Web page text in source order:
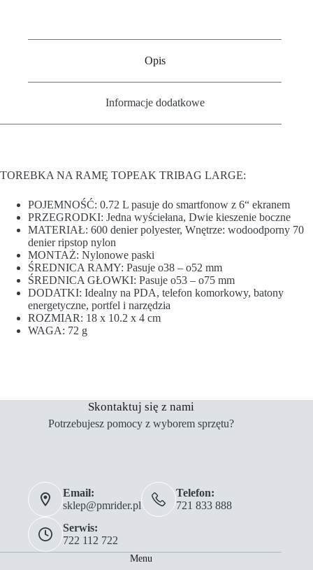
Opis
Informacje dodatkowe
TOREBKA NA RAMĘ TOPEAK TRIBAG LARGE:
POJEMNOŚĆ: 0.72 L pasuje do smartfonow z 6“ ekranem
PRZEGRODKI: Jedna wyściełana, Dwie kieszenie boczne
MATERIAŁ: 600 denier polyester, Wnętrze: wodoodporny 70
denier ripstop nylon
MONTAŻ: Nylonowe paski
ŚREDNICA RAMY: Pasuje o38 – o52 mm
ŚREDNICA GŁOWKI: Pasuje o53 – o75 mm
DODATKI: Idealny na PDA, telefon komorkowy, batony
energetyczne, portfel i narzędzia
ROZMIAR: 18 x 10.2 x 4 cm
WAGA: 72 g
Skontaktuj się z nami
Potrzebujesz pomocy z wyborem sprzętu?
Email:
sklep@pmrider.pl
Telefon:
721 833 888
Serwis:
722 112 722
Menu